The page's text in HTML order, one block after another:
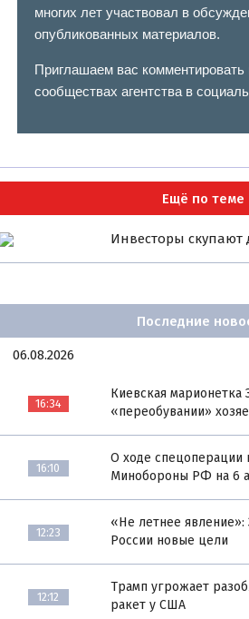
многих лет участвовал в
опубликованных материалов.
Приглашаем вас комментировать
сообществах агентства в
Ещё по теме
Инвесторы скупают
Последние
06.08.2026
16:34
Киевская марионетка
«переобувании»
16:10
О ходе спецоперации
Минобороны РФ на 6
12:23
«Не летнее
России новые цели
12:12
Трамп угрожает
ракет у США